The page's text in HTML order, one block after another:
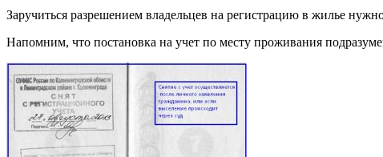
Заручиться разрешением владельцев на регистрацию в жилье
Напомним, что постановка на учет по месту проживания